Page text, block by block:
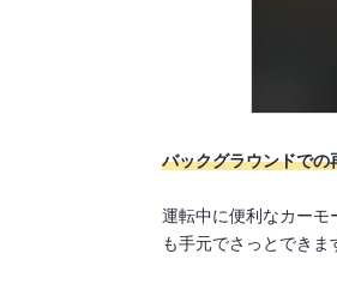
バックグラウンドでの
運転中に便利なカーモ
も手元でさっとできま